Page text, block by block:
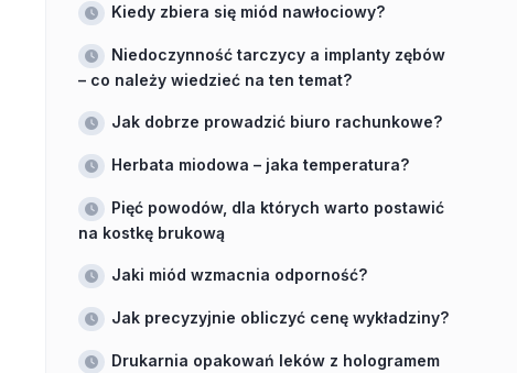
Kiedy zbiera się miód nawłociowy?
Niedoczynność tarczycy a implanty zębów
– co należy wiedzieć na ten temat?
Jak dobrze prowadzić biuro rachunkowe?
Herbata miodowa – jaka temperatura?
Pięć powodów, dla których warto postawić
na kostkę brukową
Jaki miód wzmacnia odporność?
Jak precyzyjnie obliczyć cenę wykładziny?
Drukarnia opakowań leków z hologramem